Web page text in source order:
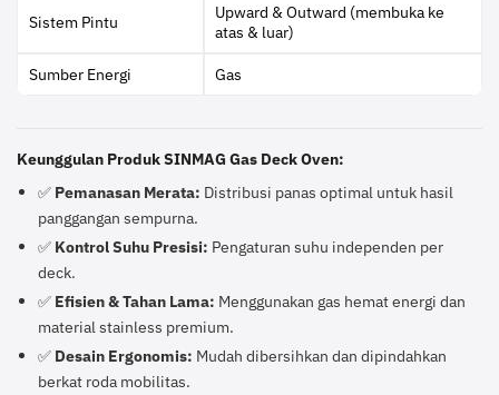
Sistem Pintu
Upward & Outward (membuka ke
atas & luar)
Sumber Energi Gas
Keunggulan Produk SINMAG Gas Deck Oven:
✅ Pemanasan Merata: Distribusi panas optimal untuk hasil
panggangan sempurna.
✅ Kontrol Suhu Presisi: Pengaturan suhu independen per
deck.
✅ Efisien & Tahan Lama: Menggunakan gas hemat energi dan
material stainless premium.
✅ Desain Ergonomis: Mudah dibersihkan dan dipindahkan
berkat roda mobilitas.